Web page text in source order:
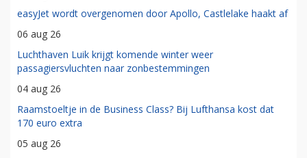
easyJet wordt overgenomen door Apollo, Castlelake haakt af
06 aug 26
Luchthaven Luik krijgt komende winter weer
passagiersvluchten naar zonbestemmingen
04 aug 26
Raamstoeltje in de Business Class? Bij Lufthansa kost dat
170 euro extra
05 aug 26